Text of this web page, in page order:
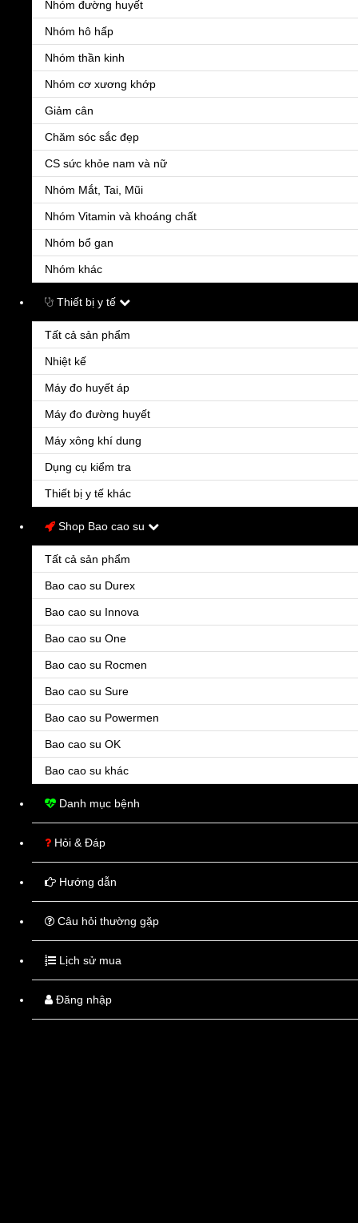
Nhóm đường huyết
Nhóm hô hấp
Nhóm thần kinh
Nhóm cơ xương khớp
Giảm cân
Chăm sóc sắc đẹp
CS sức khỏe nam và nữ
Nhóm Mắt, Tai, Mũi
Nhóm Vitamin và khoáng chất
Nhóm bổ gan
Nhóm khác
Thiết bị y tế
Tất cả sản phẩm
Nhiệt kế
Máy đo huyết áp
Máy đo đường huyết
Máy xông khí dung
Dụng cụ kiểm tra
Thiết bị y tế khác
Shop Bao cao su
Tất cả sản phẩm
Bao cao su Durex
Bao cao su Innova
Bao cao su One
Bao cao su Rocmen
Bao cao su Sure
Bao cao su Powermen
Bao cao su OK
Bao cao su khác
Danh mục bệnh
Hỏi & Đáp
Hướng dẫn
Câu hỏi thường gặp
Lịch sử mua
Đăng nhập
Amlodipin 5mg Pháp
Liên hệ
Amlodipin 5mg Vidipha
Amlodipine có tác dụng chống tăng huyết áp bằng cách trực tiếp ức chế kênh calci ở
Amlodipin Stella 5mg
Liên hệ
Ðiều trị tăng huyết áp (ở người bệnh có những biến chứng chuyển hóa như đái tháo
Thuốc có thể được dùng đơn lẻ hay phối hợp với các thuốc điều trị tăng huyết áp khác
Apitim 5mg
Liên hệ